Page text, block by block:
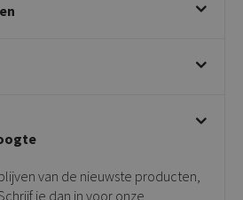
van de nieuwste producten,
je dan in voor onze